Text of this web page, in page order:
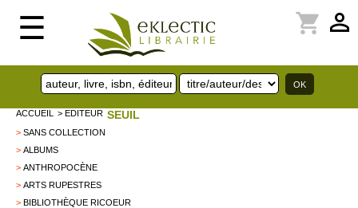
☰ perm_identity
shopping_cart
ACCUEIL > EDITEUR SEUIL
> SANS COLLECTION
> ALBUMS
> ANTHROPOCÈNE
> ARTS RUPESTRES
> BIBLIOTHÈQUE RICOEUR